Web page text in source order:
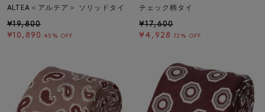
ALTEA＜アルテア＞ ソリッドタイ
¥19,800
¥10,890 45% OFF
チェック柄タイ
¥17,600
¥4,928 72% OFF